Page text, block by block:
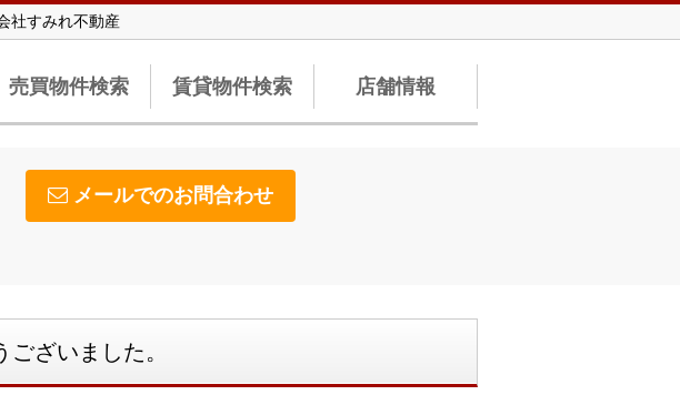
社すみれ不動産
売買物件検索 賃貸物件検索 店舗情報
メールでのお問合わせ
ざいました。